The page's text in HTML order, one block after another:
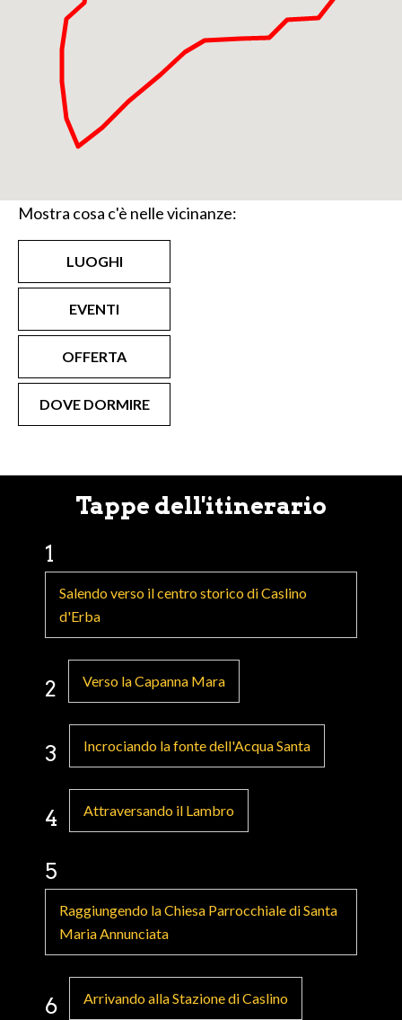
Mostra cosa c'è nelle vicinanze:
LUOGHI
EVENTI
OFFERTA
DOVE DORMIRE
Tappe dell'itinerario
1
Salendo verso il centro storico di Caslino
d'Erba
2 Verso la Capanna Mara
3 Incrociando la fonte dell'Acqua Santa
4 Attraversando il Lambro
5
Raggiungendo la Chiesa Parrocchiale di Santa
Maria Annunciata
6 Arrivando alla Stazione di Caslino